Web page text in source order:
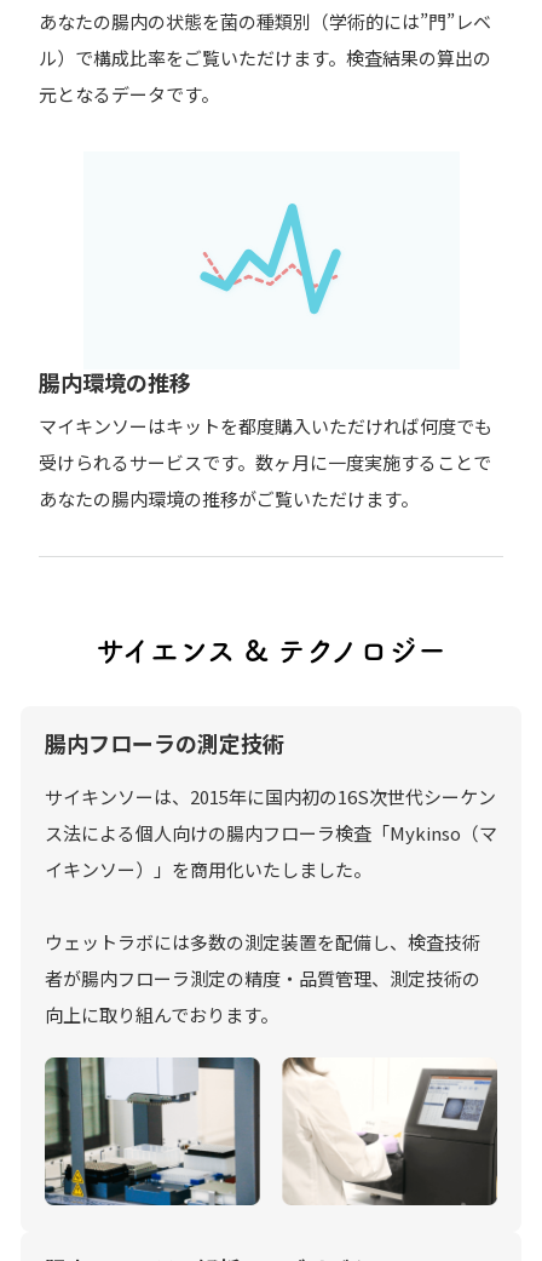
あなたの腸内の状態を菌の種類別（学術的には”門”レベ
ル）で構成比率をご覧いただけます。検査結果の算出の
元となるデータです。
腸内環境の推移
マイキンソーはキットを都度購入いただければ何度でも
受けられるサービスです。数ヶ月に一度実施することで
あなたの腸内環境の推移がご覧いただけます。
サイエンス & テクノロジー
腸内フローラの測定技術
サイキンソーは、2015年に国内初の16S次世代シーケン
ス法による個人向けの腸内フローラ検査「Mykinso（マ
イキンソー）」を商用化いたしました。
ウェットラボには多数の測定装置を配備し、検査技術
者が腸内フローラ測定の精度・品質管理、測定技術の
向上に取り組んでおります。